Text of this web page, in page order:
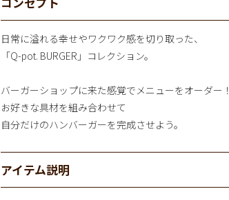
日常に溢れる幸せやワクワク感を切り取った、
「Q-pot. BURGER」コレクション。
バーガーショップに来た感覚でメニューをオーダー！
お好きな具材を組み合わせて
自分だけのハンバーガーを完成させよう。
アイテム説明